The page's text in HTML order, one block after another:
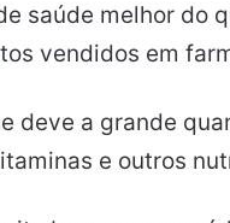
saúde melhor do
vendidos em
deve a grande
e outros